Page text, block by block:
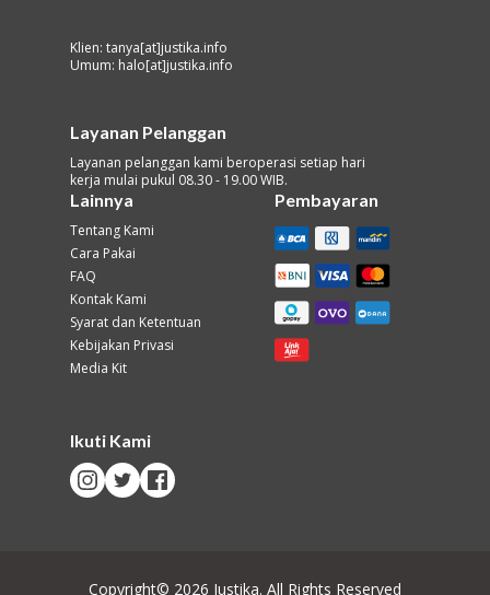
Klien: tanya[at]justika.info
Umum: halo[at]justika.info
Layanan Pelanggan
Layanan pelanggan kami beroperasi setiap hari
kerja mulai pukul 08.30 - 19.00 WIB.
Lainnya
Tentang Kami
Cara Pakai
FAQ
Kontak Kami
Syarat dan Ketentuan
Kebijakan Privasi
Media Kit
Ikuti Kami
Pembayaran
Copyright© 2026 Justika. All Rights Reserved